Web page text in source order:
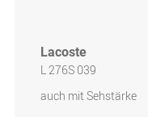
Lacoste
L 276S 039
auch mit Sehstärke